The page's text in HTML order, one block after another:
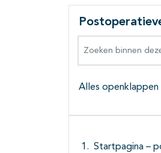
Alles openklappen
Startpagina –